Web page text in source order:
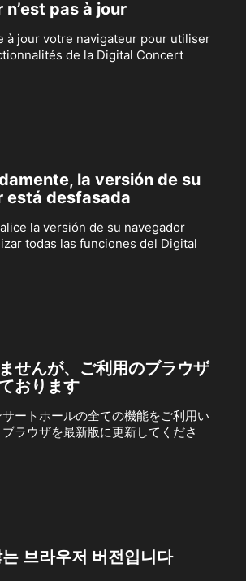
pas à jour
à jour votre navigateur pour utiliser
de la Digital Concert
la versión de su
está desfasada
la versión de su navegador
todas las funciones del Digital
せんが、ご利用のブラウザ
おります
ートホールの全ての機能をご利用い
ラウザを最新版に更新してくださ
브라우저 버전입니다